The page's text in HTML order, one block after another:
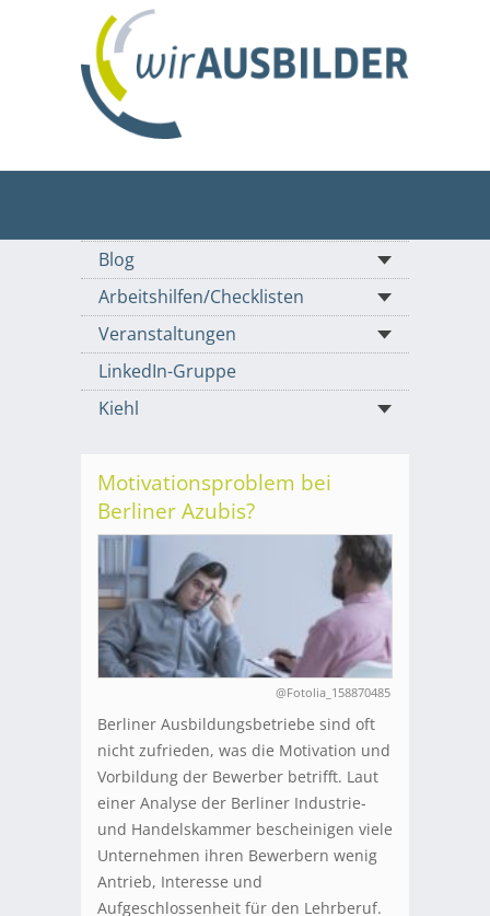
Blog
Arbeitshilfen/Checklisten
Veranstaltungen
LinkedIn-Gruppe
Kiehl
Motivationsproblem bei
Berliner Azubis?
@Fotolia_158870485
Berliner Ausbildungsbetriebe sind oft
nicht zufrieden, was die Motivation und
Vorbildung der Bewerber betrifft. Laut
einer Analyse der Berliner Industrie-
und Handelskammer bescheinigen viele
Unternehmen ihren Bewerbern wenig
Antrieb, Interesse und
Aufgeschlossenheit für den Lehrberuf.